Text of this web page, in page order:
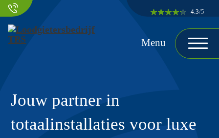
Ga naar hoofdinhoud
Ga naar voettekst 4.3/5
Jouw partner in
totaalinstallaties voor luxe